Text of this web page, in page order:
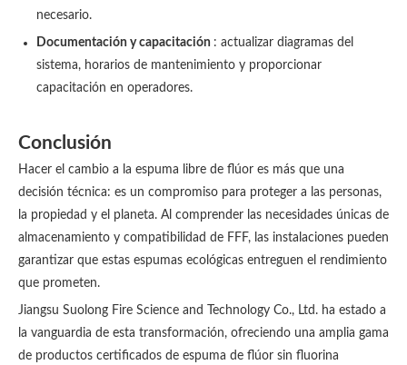
necesario.
Documentación y capacitación : actualizar diagramas del
sistema, horarios de mantenimiento y proporcionar
capacitación en operadores.
Conclusión
Hacer el cambio a la espuma libre de flúor es más que una
decisión técnica: es un compromiso para proteger a las personas,
la propiedad y el planeta. Al comprender las necesidades únicas de
almacenamiento y compatibilidad de FFF, las instalaciones pueden
garantizar que estas espumas ecológicas entreguen el rendimiento
que prometen.
Jiangsu Suolong Fire Science and Technology Co., Ltd. ha estado a
la vanguardia de esta transformación, ofreciendo una amplia gama
de productos certificados de espuma de flúor sin fluorina